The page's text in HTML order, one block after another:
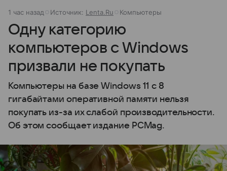
1 час назад Источник: Lenta.Ru Компьютеры
Одну категорию
компьютеров с Windows
призвали не покупать
Компьютеры на базе Windows 11 c 8
гигабайтами оперативной памяти нельзя
покупать из-за их слабой производительности.
Об этом сообщает издание PCMag.